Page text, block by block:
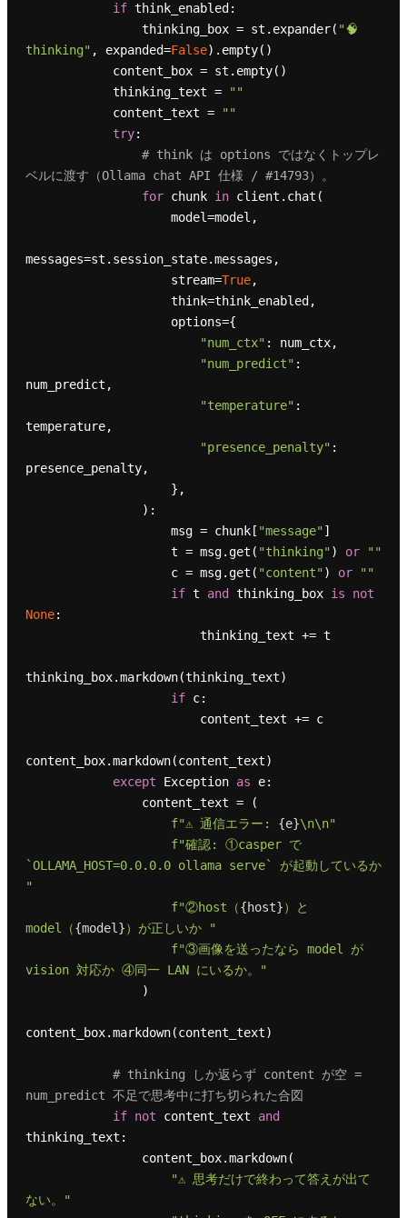
if think_enabled:
                thinking_box = st.expander(
"🧠
thinking" , expanded=False).empty()
            thinking_text =
""
            content_text =
""
try:
# think は options ではなくトップレ
ベルに渡す（Ollama chat API 仕様 / #14793）。
for chunk in client.chat(
messages=st.session_state.messages,
                    stream=
True,
"num_ctx" : num_ctx,
"num_predict" :
num_predict,
"temperature" :
temperature,
"presence_penalty" :
presence_penalty,
                    msg = chunk[
"message" ]
                    t = msg.get(
"thinking" ) or
""
                    c = msg.get(
"content" ) or
""
if t and thinking_box is
not
None:
thinking_box.markdown(thinking_text)
if c:
content_box.markdown(content_text)
except Exception as e:
f"⚠️ 通信エラー: {e}\n\n"
f"確認: ①casper で
`OLLAMA_HOST=0.0.0.0 ollama serve` が起動しているか
"
f"②host（{host}）と
model（{model}）が正しいか "
f"③画像を送ったなら model が
vision 対応か ④同一 LAN にいるか。"
content_box.markdown(content_text)
# thinking しか返らず content が空 =
num_predict 不足で思考中に打ち切られた合図
if not content_text and
thinking_text:
"⚠️ 思考だけで終わって答えが出て
ない。"